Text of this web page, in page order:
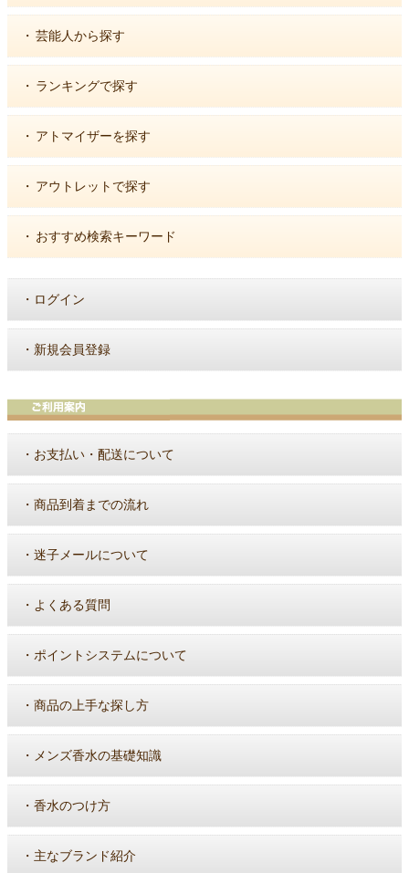
・ 芸能人から探す
・ ランキングで探す
・ アトマイザーを探す
・ アウトレットで探す
・ おすすめ検索キーワード
・ ログイン
・ 新規会員登録
・ お支払い・配送について
・ 商品到着までの流れ
・ 迷子メールについて
・ よくある質問
・ ポイントシステムについて
・ 商品の上手な探し方
・ メンズ香水の基礎知識
・ 香水のつけ方
・ 主なブランド紹介